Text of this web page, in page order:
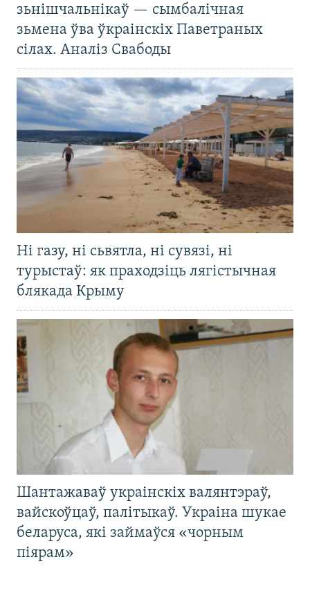
зьнішчальнікаў — сымбалічная
зьмена ўва ўкраінскіх Паветраных
сілах. Аналіз Свабоды
Ні газу, ні сьвятла, ні сувязі, ні
турыстаў: як праходзіць лягістычная
блякада Крыму
Шантажаваў украінскіх валянтэраў,
вайскоўцаў, палітыкаў. Украіна шукае
беларуса, які займаўся «чорным
піярам»